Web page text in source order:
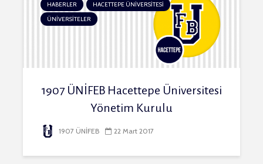
HABERLER
HACETTEPE ÜNİVERSİTESİ
ÜNİVERSİTELER
1907 ÜNİFEB Hacettepe Üniversitesi
Yönetim Kurulu
1907 ÜNİFEB 22 Mart 2017